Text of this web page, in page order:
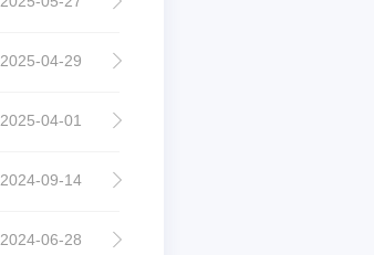
2025-04-29
2025-04-01
2024-09-14
2024-06-28